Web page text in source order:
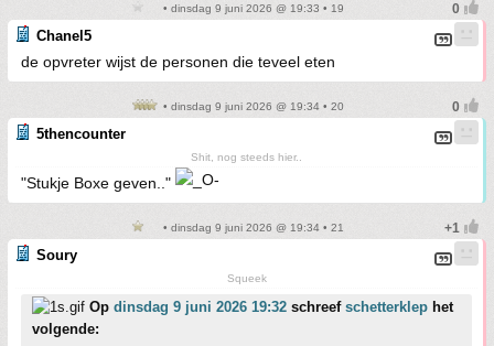
• dinsdag 9 juni 2026 @ 19:33 • 19
Chanel5
de opvreter wijst de personen die teveel eten
• dinsdag 9 juni 2026 @ 19:34 • 20
5thencounter
Shit, nog steeds hier..
"Stukje Boxe geven.."
• dinsdag 9 juni 2026 @ 19:34 • 21
Soury
Squeek
Op dinsdag 9 juni 2026 19:32 schreef schetterklep het
volgende: